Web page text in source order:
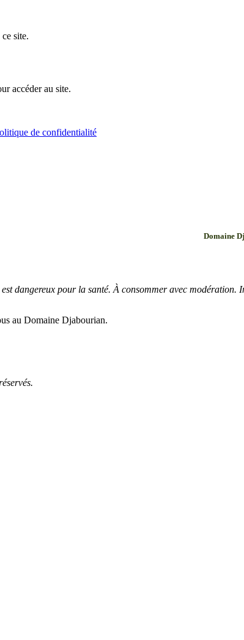
site.
accéder au site.
de confidentialité
Domaine
est dangereux pour la santé. À consommer avec
au Domaine Djabourian.